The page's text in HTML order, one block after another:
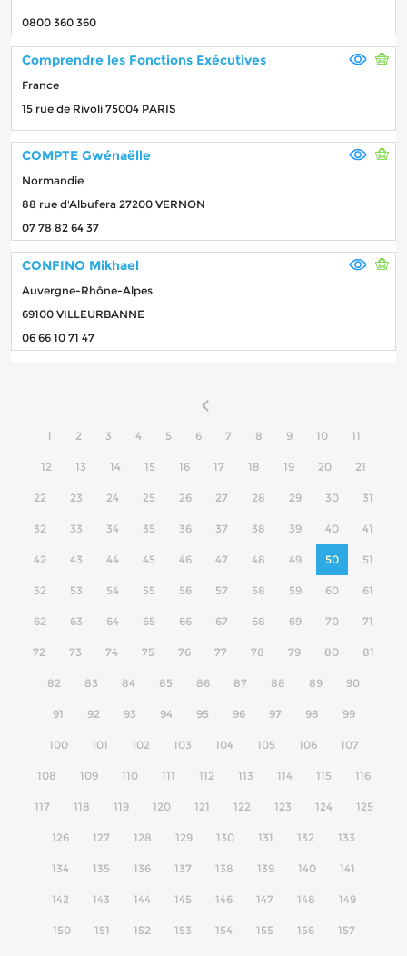
0800 360 360
Comprendre les Fonctions Exécutives
France
15 rue de Rivoli 75004 PARIS
COMPTE Gwénaëlle
Normandie
88 rue d'Albufera 27200 VERNON
07 78 82 64 37
CONFINO Mikhael
Auvergne-Rhône-Alpes
69100 VILLEURBANNE
06 66 10 71 47
1 2 3 4 5 6 7 8 9 10 11
12 13 14 15 16 17 18 19 20 21
22 23 24 25 26 27 28 29 30 31
32 33 34 35 36 37 38 39 40 41
42 43 44 45 46 47 48 49 50 51
52 53 54 55 56 57 58 59 60 61
62 63 64 65 66 67 68 69 70 71
72 73 74 75 76 77 78 79 80 81
82 83 84 85 86 87 88 89 90
91 92 93 94 95 96 97 98 99
100 101 102 103 104 105 106 107
108 109 110 111 112 113 114 115 116
117 118 119 120 121 122 123 124 125
126 127 128 129 130 131 132 133
134 135 136 137 138 139 140 141
142 143 144 145 146 147 148 149
150 151 152 153 154 155 156 157